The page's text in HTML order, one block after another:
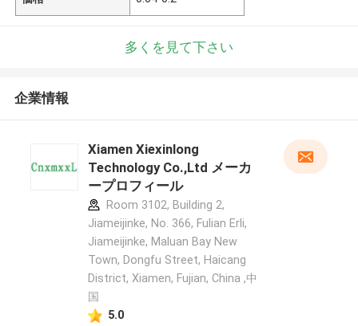
多くを見て下さい
企業情報
Xiamen Xiexinlong
Technology Co.,Ltd メーカ
ープロフィール
Room 3102, Building 2,
Jiameijinke, No. 366, Fulian Erli,
Jiameijinke, Maluan Bay New
Town, Dongfu Street, Haicang
District, Xiamen, Fujian, China ,中
国
5.0